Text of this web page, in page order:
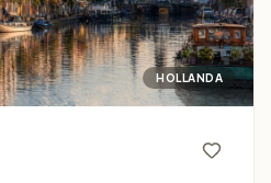
HOLLANDA